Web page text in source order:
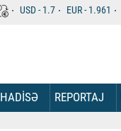
USD -1.7 EUR -1.961
HADİSƏ REPORTAJ